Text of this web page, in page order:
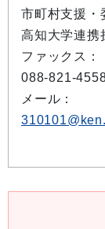
市町村支援
高知大学連
ファックス：
088-821-
メール：